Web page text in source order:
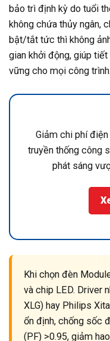
bảo trì định kỳ do tuổi
không chứa thủy ngân,
bật/tắt tức thì không
gian khởi động, giúp
vững cho mọi công trình.
Giảm chi phí
truyền thống công
phát sáng
Khi chọn đèn
và chip LED. Driver
XLG) hay Philips
ổn định, chống sốc
(PF) >0.95, giảm